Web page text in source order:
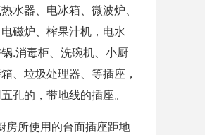
水器、电冰箱、微波炉、
磁炉、榨果汁机，电水
.消毒柜、洗碗机、小厨
、垃圾处理器、等插座，
孔的，带地线的插座。
房所使用的台面插座距地